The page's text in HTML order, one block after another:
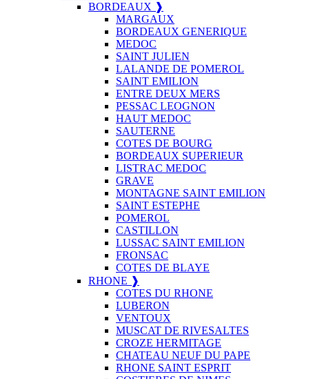
BORDEAUX ❱
MARGAUX
BORDEAUX GENERIQUE
MEDOC
SAINT JULIEN
LALANDE DE POMEROL
SAINT EMILION
ENTRE DEUX MERS
PESSAC LEOGNON
HAUT MEDOC
SAUTERNE
COTES DE BOURG
BORDEAUX SUPERIEUR
LISTRAC MEDOC
GRAVE
MONTAGNE SAINT EMILION
SAINT ESTEPHE
POMEROL
CASTILLON
LUSSAC SAINT EMILION
FRONSAC
COTES DE BLAYE
RHONE ❱
COTES DU RHONE
LUBERON
VENTOUX
MUSCAT DE RIVESALTES
CROZE HERMITAGE
CHATEAU NEUF DU PAPE
RHONE SAINT ESPRIT